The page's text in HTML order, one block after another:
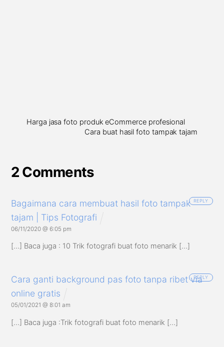
Harga jasa foto produk eCommerce profesional
Cara buat hasil foto tampak tajam
2 Comments
Bagaimana cara membuat hasil foto tampak
tajam | Tips Fotografi
06/11/2020 @ 6:05 pm
[…] Baca juga : 10 Trik fotografi buat foto menarik […]
REPLY
Cara ganti background pas foto tanpa ribet via
online gratis
05/01/2021 @ 8:01 am
[…] Baca juga :Trik fotografi buat foto menarik […]
REPLY